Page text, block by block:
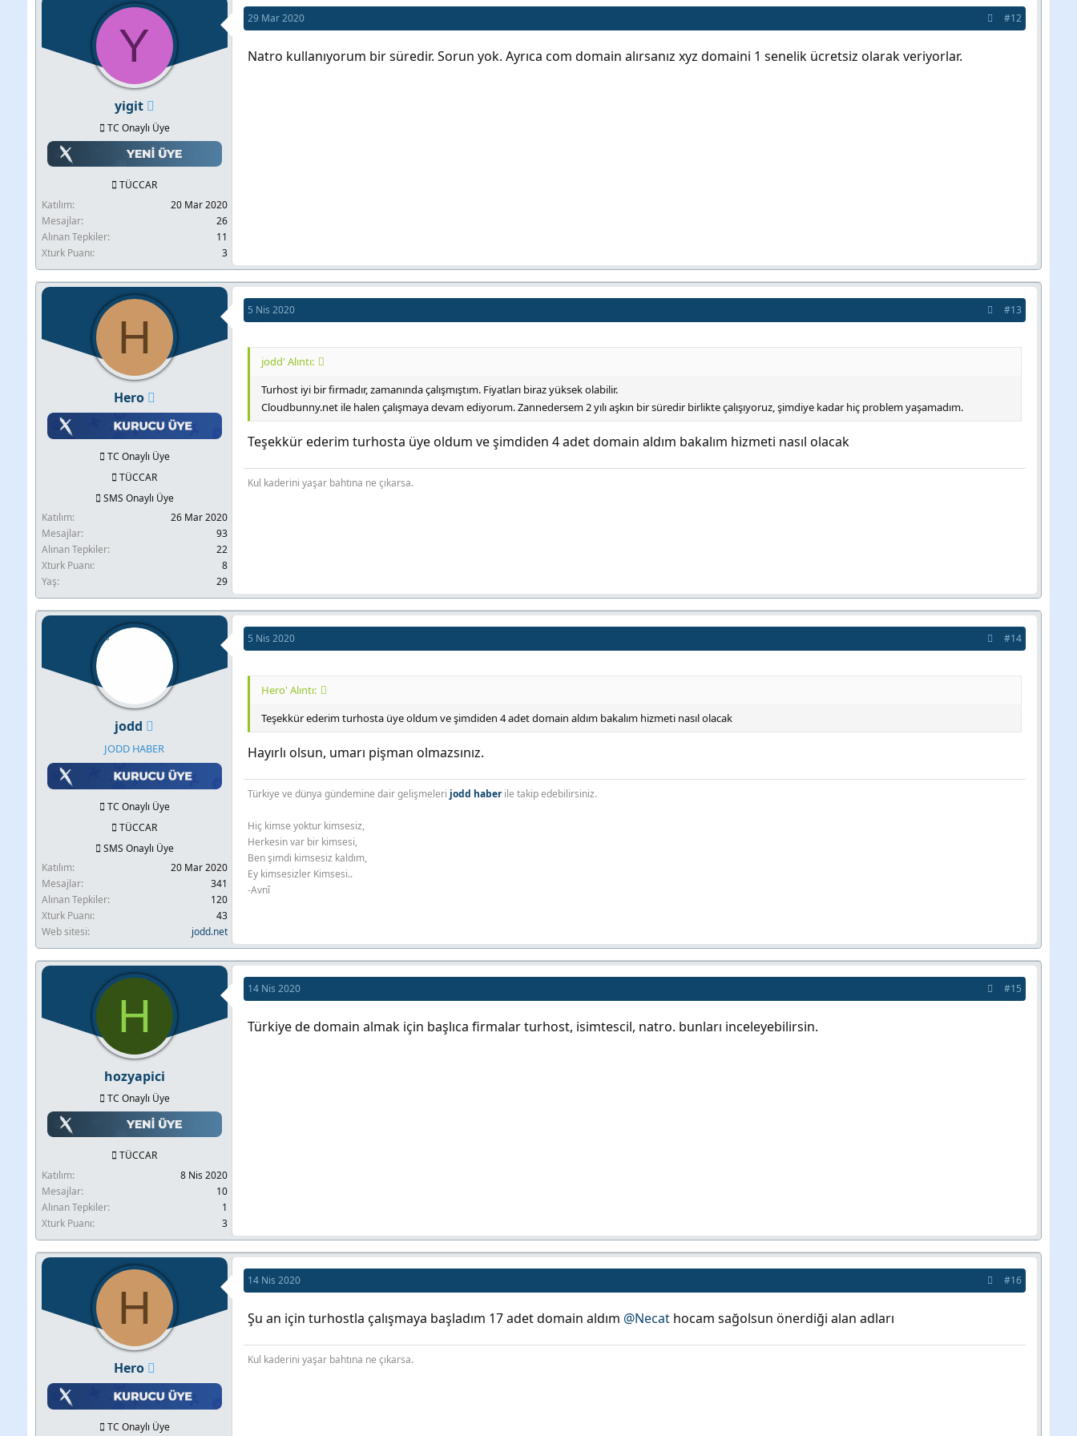
Y
yigit
TC Onaylı Üye
TÜCCAR
Katılım
20 Mar 2020
Mesajlar
26
Alınan Tepkiler
11
Xturk Puanı
3
29 Mar 2020 #12
Natro kullanıyorum bir süredir. Sorun yok. Ayrıca com domain alırsanız xyz domaini 1 senelik ücretsiz olarak veriyorlar.
H
Hero
TC Onaylı Üye
TÜCCAR
SMS Onaylı Üye
Katılım
26 Mar 2020
Mesajlar
93
Alınan Tepkiler
22
Xturk Puanı
8
Yaş
29
5 Nis 2020 #13
jodd' Alıntı:
Turhost iyi bir firmadır, zamanında çalışmıştım. Fiyatları biraz yüksek olabilir.
Cloudbunny.net ile halen çalışmaya devam ediyorum. Zannedersem 2 yılı aşkın bir süredir birlikte çalışıyoruz, şimdiye kadar hiç problem yaşamadım.
Teşekkür ederim turhosta üye oldum ve şimdiden 4 adet domain aldım bakalım hizmeti nasıl olacak
Kul kaderini yaşar bahtına ne çıkarsa.
jodd
JODD HABER
TC Onaylı Üye
TÜCCAR
SMS Onaylı Üye
Katılım
20 Mar 2020
Mesajlar
341
Alınan Tepkiler
120
Xturk Puanı
43
Web sitesi
jodd.net
5 Nis 2020 #14
Hero' Alıntı:
Teşekkür ederim turhosta üye oldum ve şimdiden 4 adet domain aldım bakalım hizmeti nasıl olacak
Hayırlı olsun, umarı pişman olmazsınız.
Türkiye ve dünya gündemine dair gelişmeleri jodd haberile takip edebilirsiniz.
Hiç kimse yoktur kimsesiz,
Herkesin var bir kimsesi,
Ben şimdi kimsesiz kaldım,
Ey kimsesizler Kimsesi..
-Avnî
H
hozyapici
TC Onaylı Üye
TÜCCAR
Katılım
8 Nis 2020
Mesajlar
10
Alınan Tepkiler
1
Xturk Puanı
3
14 Nis 2020 #15
Türkiye de domain almak için başlıca firmalar turhost, isimtescil, natro. bunları inceleyebilirsin.
H
Hero
TC Onaylı Üye
14 Nis 2020 #16
Şu an için turhostla çalışmaya başladım 17 adet domain aldım @Necathocam sağolsun önerdiği alan adları
Kul kaderini yaşar bahtına ne çıkarsa.